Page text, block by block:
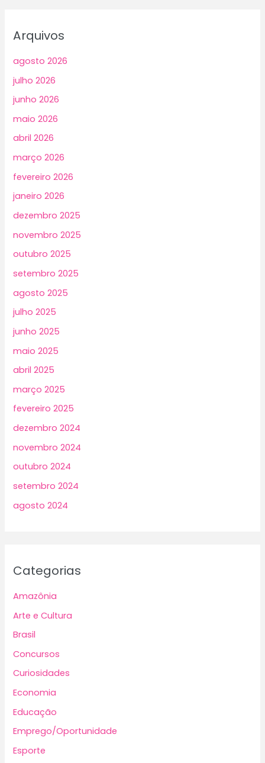
Arquivos
agosto 2026
julho 2026
junho 2026
maio 2026
abril 2026
março 2026
fevereiro 2026
janeiro 2026
dezembro 2025
novembro 2025
outubro 2025
setembro 2025
agosto 2025
julho 2025
junho 2025
maio 2025
abril 2025
março 2025
fevereiro 2025
dezembro 2024
novembro 2024
outubro 2024
setembro 2024
agosto 2024
Categorias
Amazônia
Arte e Cultura
Brasil
Concursos
Curiosidades
Economia
Educação
Emprego/Oportunidade
Esporte